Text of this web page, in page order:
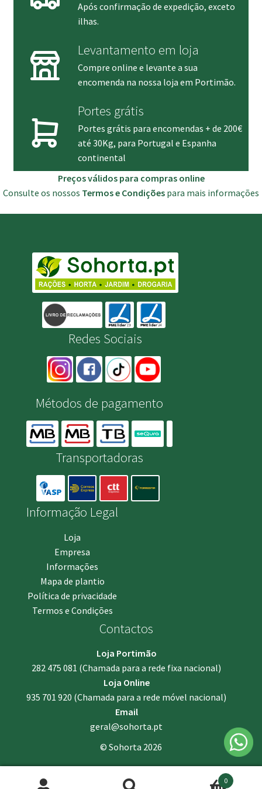
Após confirmação de expedição, exceto
ilhas.
Levantamento em loja
Compre online e levante a sua
encomenda na nossa loja em Portimão.
Portes grátis
Portes grátis para encomendas + de 200€
até 30Kg, para Portugal e Espanha
continental
Preços válidos para compras online
Consulte os nossos Termos e Condições para mais informações
Redes Sociais
Métodos de pagamento
Transportadoras
Informação Legal
Loja
Empresa
Informações
Mapa de plantio
Política de privacidade
Termos e Condições
Contactos
Loja Portimão
282 475 081 (Chamada para a rede fixa nacional)
Loja Online
935 701 920 (Chamada para a rede móvel nacional)
Email
geral@sohorta.pt
© Sohorta 2026
0